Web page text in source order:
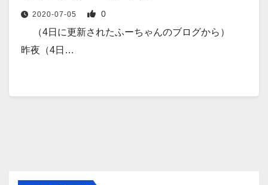
2020-07-05 0
（4日に更新されたふーちゃんのブログから）
昨夜（4日…